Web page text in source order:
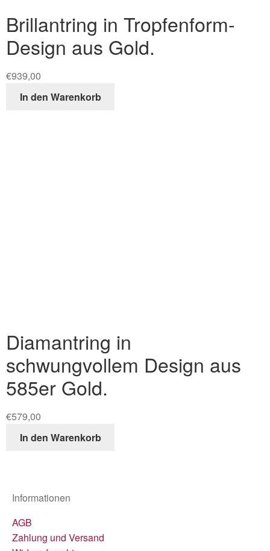
Brillantring in Tropfenform-
Design aus Gold.
€939,00
In den Warenkorb
Diamantring in
schwungvollem Design aus
585er Gold.
€579,00
In den Warenkorb
Informationen
AGB
Zahlung und Versand